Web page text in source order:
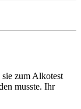
zum Alkotest
musste. Ihr